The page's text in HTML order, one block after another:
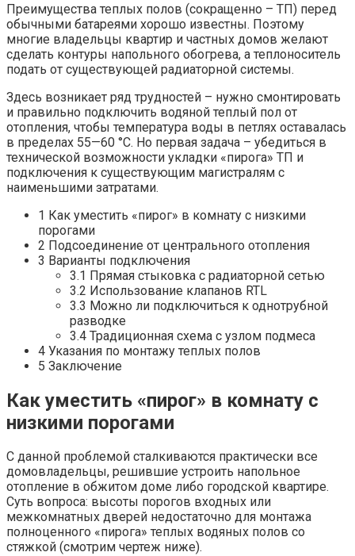
Преимущества теплых полов (сокращенно – ТП) перед
обычными батареями хорошо известны. Поэтому
многие владельцы квартир и частных домов желают
сделать контуры напольного обогрева, а теплоноситель
подать от существующей радиаторной системы.
Здесь возникает ряд трудностей – нужно смонтировать
и правильно подключить водяной теплый пол от
отопления, чтобы температура воды в петлях оставалась
в пределах 55—60 °C. Но первая задача – убедиться в
технической возможности укладки «пирога» ТП и
подключения к существующим магистралям с
наименьшими затратами.
1 Как уместить «пирог» в комнату с низкими
порогами
2 Подсоединение от центрального отопления
3 Варианты подключения
3.1 Прямая стыковка с радиаторной сетью
3.2 Использование клапанов RTL
3.3 Можно ли подключиться к однотрубной
разводке
3.4 Традиционная схема с узлом подмеса
4 Указания по монтажу теплых полов
5 Заключение
Как уместить «пирог» в комнату с
низкими порогами
С данной проблемой сталкиваются практически все
домовладельцы, решившие устроить напольное
отопление в обжитом доме либо городской квартире.
Суть вопроса: высоты порогов входных или
межкомнатных дверей недостаточно для монтажа
полноценного «пирога» теплых водяных полов со
стяжкой (смотрим чертеж ниже).